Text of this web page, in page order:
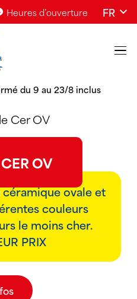
Heures d’ouverture FR
du 9 au 23/8 inclus
Cer OV
OV
céramique ovale et
couleurs
le moins cher.
PRIX